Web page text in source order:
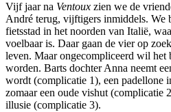
Vijf jaar na Ventoux zien we de
André terug, vijftigers inmiddels. We
fietsstad in het noorden van Italië,
voelbaar is. Daar gaan de vier op
leven. Maar ongecompliceerd wil het
worden. Barts dochter Anna neemt
wordt (complicatie 1), een padellone
zomaar een oude vishut (complicatie
illusie (complicatie 3).